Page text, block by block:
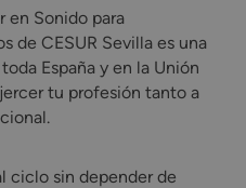
en Sonido para
de CESUR Sevilla es una
España y en la Unión
tu profesión tanto a
ciclo sin depender de